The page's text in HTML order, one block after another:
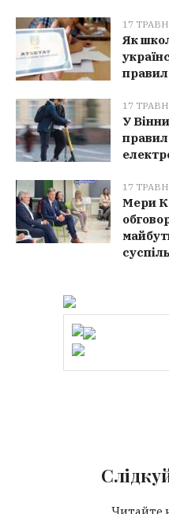
17
Як
17
У
17
Мери